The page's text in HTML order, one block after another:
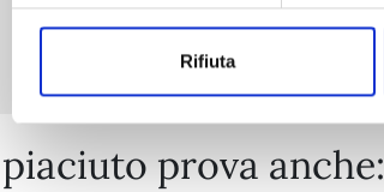
Rifiuta
prova anche: